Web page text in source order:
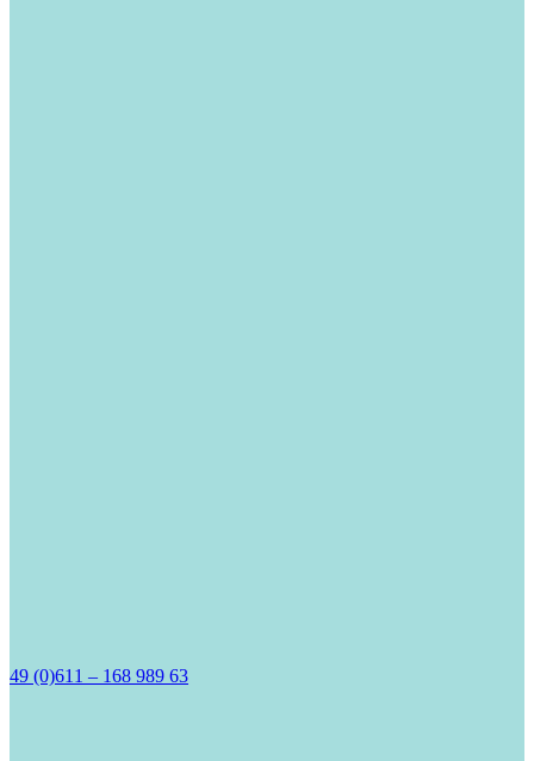
49 (0)611 – 168 989 63